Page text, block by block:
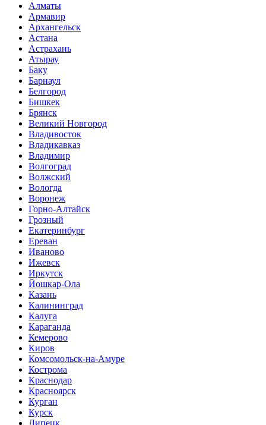
Алматы
Армавир
Архангельск
Астана
Астрахань
Атырау
Баку
Барнаул
Белгород
Бишкек
Брянск
Великий Новгород
Владивосток
Владикавказ
Владимир
Волгоград
Волжский
Вологда
Воронеж
Горно-Алтайск
Грозный
Екатеринбург
Ереван
Иваново
Ижевск
Иркутск
Йошкар-Ола
Казань
Калининград
Калуга
Караганда
Кемерово
Киров
Комсомольск-на-Амуре
Кострома
Краснодар
Красноярск
Курган
Курск